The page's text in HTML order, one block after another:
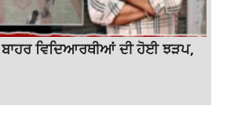
ਵਿਦਿਆਰਥੀਆਂ ਦੀ ਹੋਈ ਝੜਪ,